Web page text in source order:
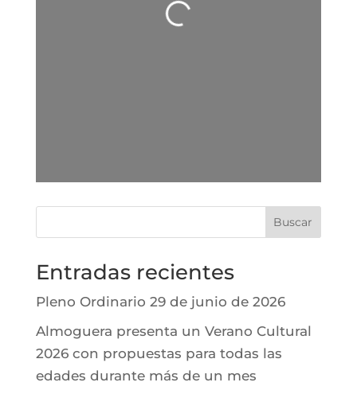
Cargando…
Buscar
Entradas recientes
Pleno Ordinario 29 de junio de 2026
Almoguera presenta un Verano Cultural
2026 con propuestas para todas las
edades durante más de un mes